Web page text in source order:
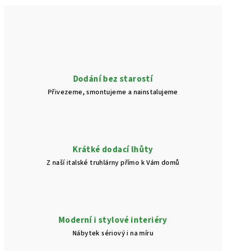
Dodání bez starostí
Přivezeme, smontujeme a nainstalujeme
Krátké dodací lhůty
Z naší italské truhlárny přímo k Vám domů
Moderní i stylové interiéry
Nábytek sériový i na míru